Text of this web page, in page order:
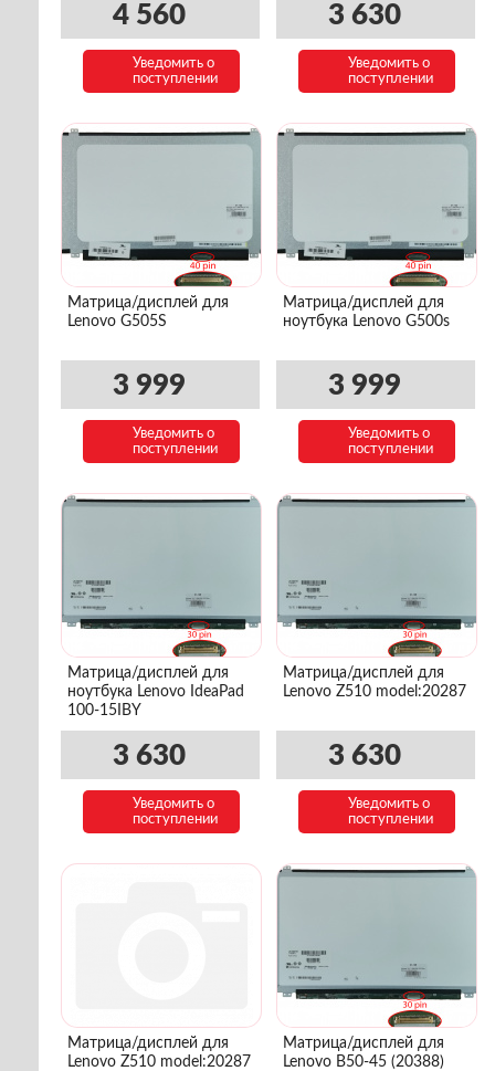
4 560
Уведомить о
поступлении
3 630
Уведомить о
поступлении
Матрица/дисплей для
Lenovo G505S
3 999
Уведомить о
поступлении
Матрица/дисплей для
ноутбука Lenovo G500s
3 999
Уведомить о
поступлении
Матрица/дисплей для
ноутбука Lenovo IdeaPad
100-15IBY
3 630
Уведомить о
поступлении
Матрица/дисплей для
Lenovo Z510 model:20287
3 630
Уведомить о
поступлении
Матрица/дисплей для
Lenovo Z510 model:20287
Матрица/дисплей для
Lenovo B50-45 (20388)